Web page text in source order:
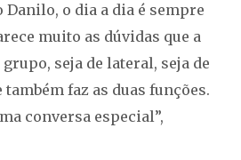
Danilo, o dia a dia é sempre
muito as dúvidas que a
seja de lateral, seja de
faz as duas funções.
conversa especial”,